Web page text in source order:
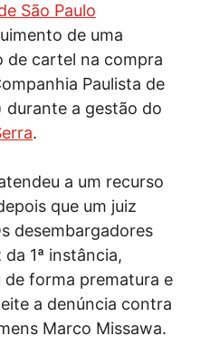
São Paulo
de uma
de cartel na compra
Paulista de
a gestão do
.
a um recurso
que um juiz
desembargadores
1ª instância,
de forma prematura e
a denúncia contra
Marco Missawa.